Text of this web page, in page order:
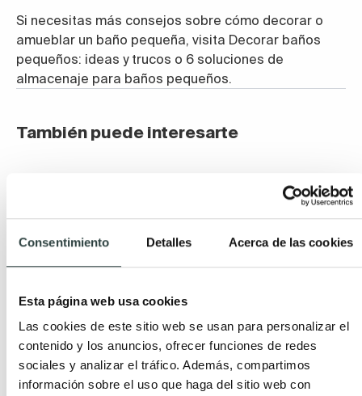
Consentimiento Detalles Acerca de las cookies
Esta página web usa cookies
Las cookies de este sitio web se usan para personalizar el
contenido y los anuncios, ofrecer funciones de redes
sociales y analizar el tráfico. Además, compartimos
información sobre el uso que haga del sitio web con
Si necesitas más consejos sobre cómo decorar o
amueblar un baño pequeña, visita Decorar baños
pequeños: ideas y trucos o 6 soluciones de
almacenaje para baños pequeños.
También puede interesarte